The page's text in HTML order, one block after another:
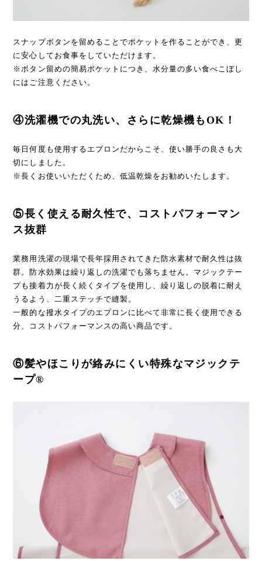
スナップボタンを留めることでポケットを作ることができ、更
に安心してお食事をしていただけます。
※ボタン留めの簡易ポケットにつき、水分量の多い食べこぼし
にはご注意ください。
④洗濯機での丸洗い、さらに乾燥機もOK！
毎日何度も使用するエプロンだからこそ、使い勝手の良さも大
切にしました。
※長くお使いいただくため、低温乾燥をお勧めいたします。
⑤長く使える耐久性で、コストパフォーマン
ス抜群
業務用洗濯の現場で長年採用されてきた防水素材で耐久性は抜
群。防水効果は繰り返しの洗濯でも落ちません。マジックテー
プも接着力が長く続くタイプを使用し、繰り返しの脱着に耐え
うるよう、二重ステッチで縫製。
一般的な撥水タイプのエプロンに比べて非常に長く使用できる
分、コストパフォーマンスの高い商品です。
⑥髪やほこりが絡みにくい特殊なマジックテ
ープ®